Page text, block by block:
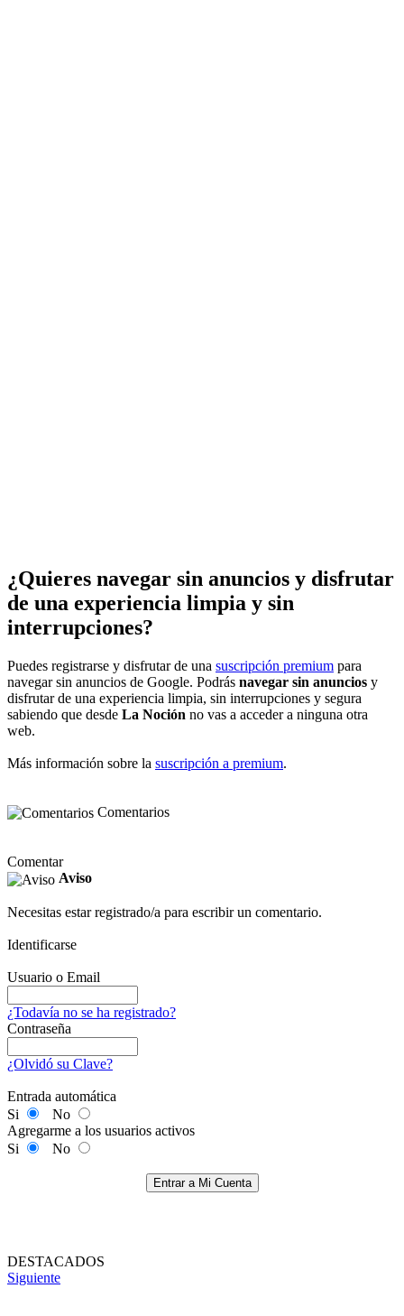
¿Quieres navegar sin anuncios y disfrutar
de una experiencia limpia y sin
interrupciones?
Puedes registrarse y disfrutar de una suscripción premium para
navegar sin anuncios de Google. Podrás navegar sin anuncios y
disfrutar de una experiencia limpia, sin interrupciones y segura
sabiendo que desde La Noción no vas a acceder a ninguna otra
web.
Más información sobre la suscripción a premium.
Comentarios
Comentar
Aviso
Necesitas estar registrado/a para escribir un comentario.
Identificarse
Usuario o Email
¿Todavía no se ha registrado?
Contraseña
¿Olvidó su Clave?
Entrada automática
Si
No
Agregarme a los usuarios activos
Si
No
Entrar a Mi Cuenta
DESTACADOS
Siguiente